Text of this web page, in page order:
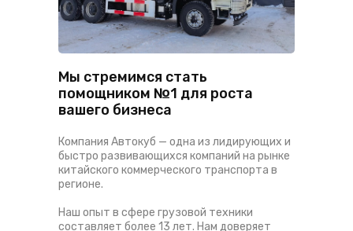
Мы стремимся стать
помощником №1 для роста
вашего бизнеса
Компания Автокуб — одна из лидирующих и
быстро развивающихся компаний на рынке
китайского коммерческого транспорта в
регионе.
Наш опыт в сфере грузовой техники
составляет более 13 лет. Нам доверяет